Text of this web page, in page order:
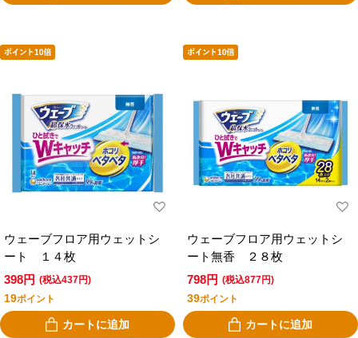
ウェーブフロア用ウェットシ
ート １４枚
398円 (税込437円)
19ポイント
カートに追加
ウェーブフロア用ウェットシ
ート無香 ２８枚
798円 (税込877円)
39ポイント
カートに追加